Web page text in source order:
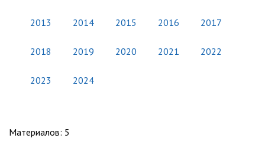
2013 2014 2015 2016 2017
2018 2019 2020 2021 2022
2023 2024
Материалов: 5